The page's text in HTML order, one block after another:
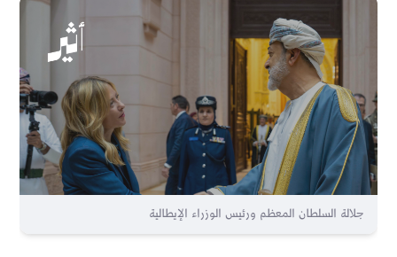
جلالة السلطان المعظم ورئيس الوزراء الإيطالية